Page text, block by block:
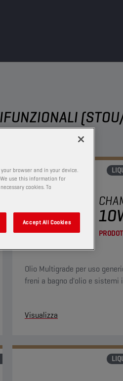
Olio Multigrade per uso
freni a bagno d'olio e
Visualizza
browser and in your device.
use this information for
cookies. To
Accept All Cookies